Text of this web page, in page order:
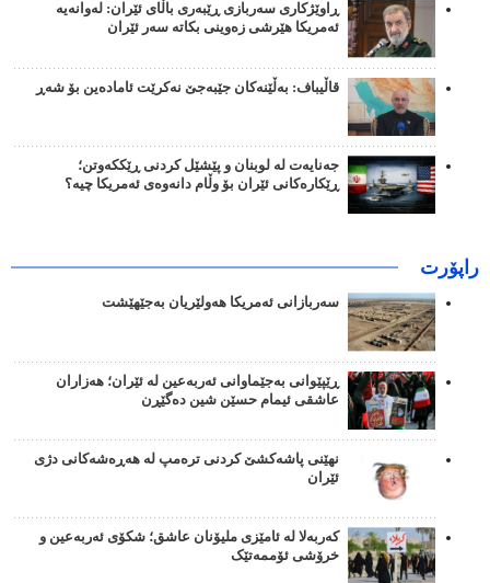
ڕاوێژکاری سەربازی ڕێبەری باڵای ئێران: لەوانەیە
ئەمریکا هێرشی زەوینی بکاتە سەر ئێران
قاڵیباف: بەڵێنەکان جێبەجێ نەکرێت ئامادەین بۆ شەڕ
جەنایەت لە لوبنان و پێشێل کردنی ڕێککەوتن؛
ڕێکارەکانی ئێران بۆ وڵام دانەوەی ئەمریکا چیە؟
راپۆرت
سەربازانی ئەمریکا هەولێریان بەجێهێشت
ڕێپێوانی بەجێماوانی ئەربەعین لە ئێران؛ هەزاران
عاشقی ئیمام حسێن شین دەگێڕن
نهێنی پاشەکشێ کردنی ترەمپ لە هەڕەشەکانی دژی
ئێران
کەربەلا لە ئامێزی ملیۆنان عاشق؛ شکۆی ئەربەعین و
خرۆشی ئۆممەتێک